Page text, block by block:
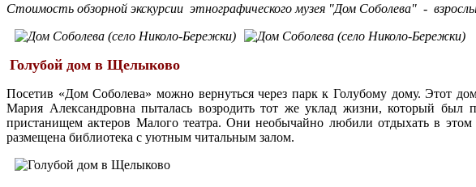
Стоимость обзорной экскурсии этнографического музея "Дом Соболева" -
Голубой дом в Щелыково
Посетив «Дом Соболева» можно вернуться через парк к Голубому дому. Этот
Мария Александровна пыталась возродить тот же уклад жизни, который
пристанищем актеров Малого театра. Они необычайно любили отдыхать в этом
размещена библиотека с уютным читальным залом.